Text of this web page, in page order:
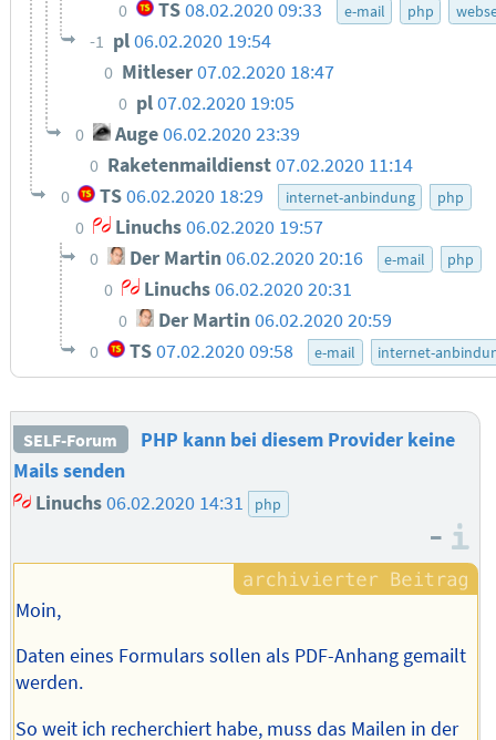
0 TS08.02.2020 09:33 e-mail php
-1 pl06.02.2020 19:54
0 Mitleser07.02.2020 18:47
0 pl07.02.2020 19:05
0 Auge 06.02.2020 23:39
0 Raketenmaildienst07.02.2020 11:14
0 TS06.02.2020 18:29 internet-anbindung php
0 Linuchs 06.02.2020 19:57
0 Der Martin06.02.2020 20:16 e-mail php
0 Linuchs06.02.2020 20:31
0 Der Martin06.02.2020 20:59
0 TS07.02.2020 09:58 e-mail internet-
SELF-Forum
PHP kann bei diesem Provider keine
Mails senden
Linuchs 06.02.2020 14:31 php
–
Moin,
Daten eines Formulars sollen als PDF-Anhang gemailt
werden.
So weit ich recherchiert habe, muss das Mailen in der